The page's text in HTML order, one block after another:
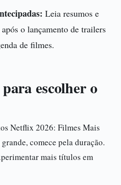
Leia resumos e
o lançamento de trailers
de filmes.
escolher o
Netflix 2026: Filmes Mais
comece pela duração.
mais títulos em